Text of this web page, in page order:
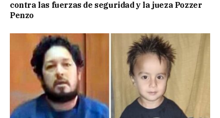
contra las fuerzas de seguridad y la jueza Pozzer
Penzo